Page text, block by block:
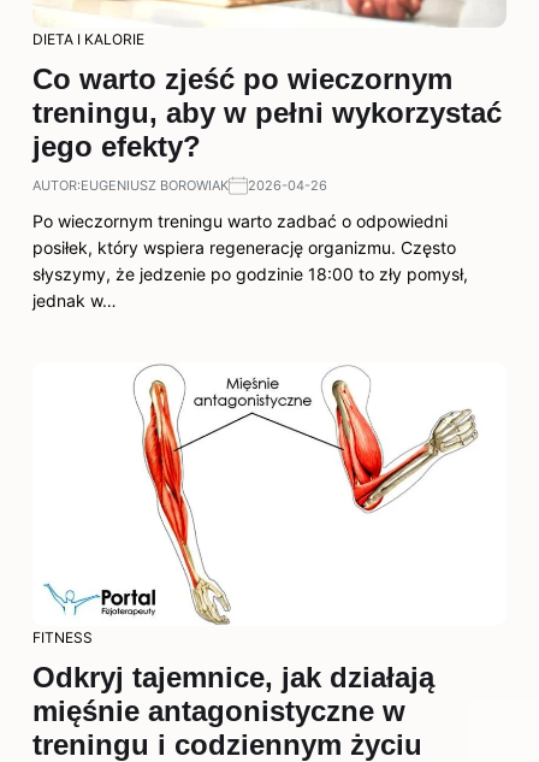
DIETA I KALORIE
Co warto zjeść po wieczornym
treningu, aby w pełni wykorzystać
jego efekty?
AUTOR:EUGENIUSZ BOROWIAK 2026-04-26
Po wieczornym treningu warto zadbać o odpowiedni
posiłek, który wspiera regenerację organizmu. Często
słyszymy, że jedzenie po godzinie 18:00 to zły pomysł,
jednak w…
FITNESS
Odkryj tajemnice, jak działają
mięśnie antagonistyczne w
treningu i codziennym życiu